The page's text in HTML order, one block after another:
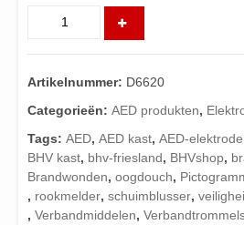
elektroden
kinderen
(DDP-
aantal
Artikelnummer: D6620
Categorieën: AED produkten,
Tags: AED, AED kast, AED-
BHV kast, bhv-friesland, BHVshop,
Brandwonden, oogdouch,
, rookmelder, schuimblusser,
, Verbandmiddelen,